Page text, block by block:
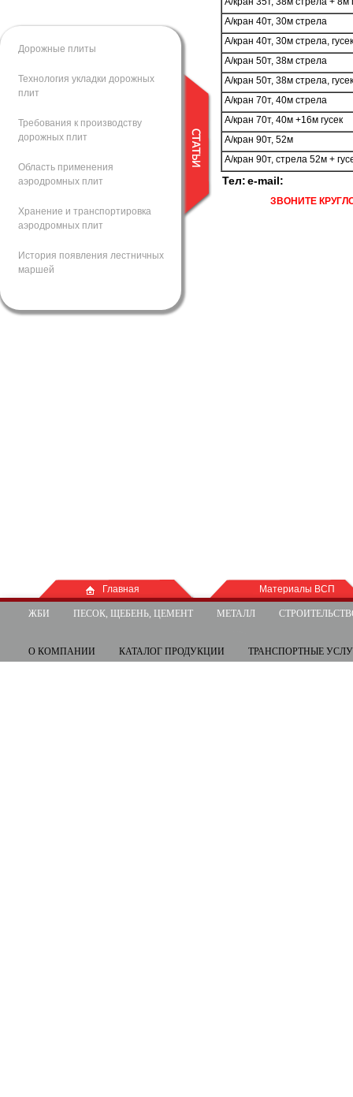
А/кран 40т, 30м стрела
А/кран 40т, 30м стрела,
А/кран 50т, 38м стрела
А/кран 50т, 38м стрела,
А/кран 70т, 40м стрела
А/кран 70т, 40м +16м гусек
А/кран 90т, 52м
А/кран 90т, стрела 52м +
Тел:e-mail:
ЗВОНИТЕ
Дорожные плиты
Технология укладки дорожных
плит
Требования к производству
дорожных плит
Область применения
аэродромных плит
Хранение и транспортировка
аэродромных плит
История появления лестничных
маршей
Главная Материалы ВСП
ЖБИ ПЕСОК, ЩЕБЕНЬ, ЦЕМЕНТ МЕТАЛЛ
О КОМПАНИИ КАТАЛОГ ПРОДУКЦИИ ТРАНСПОРТНЫЕ